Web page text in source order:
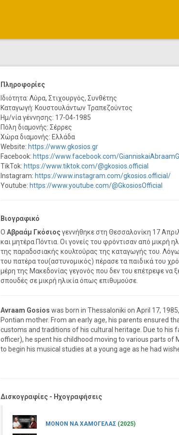
Πληροφορίες
Ιδιότητα: Λύρα, Στιχουργός, Συνθέτης
Καταγωγή: Κουστουλάντων Τραπεζούντος
Ημ/νία γέννησης: 17-04-1985
Πόλη διαμονής: Σέρρες
Χώρα διαμονής: Ελλάδα
Website: https://www.gkosios.gr
Facebook: https://www.facebook.com/
TikTok: https://www.tiktok.com/@gkosios.official
Instagram: https://www.instagram.com/gkosios.official/
Youtube: https://www.youtube.com/@GkosiosOfficial
Βιογραφικό
Ο Αβραάμ Γκόσιοςγεννήθηκε στη Θεσσαλονίκη 17
και μητέρα Πόντια. Οι γονείς του φρόντισαν από μικρή
της παραδοσιακής κουλτούρας της καταγωγής του.
του πατέρα του(αστυνομικός) πέρασε τα παιδικά του
μέρη της Μακεδονίας γεγονός που δεν του επέτρεψε να
σπουδές σε μικρή ηλικία όπως επιθυμούσε.
Avraam Gosios was born in Thessaloniki on April 17,
Pontian mother. From an early age, his parents ensured
customs and traditions of his cultural heritage. Due to his
officer), he spent his childhood moving to various parts of
to begin his musical studies at a young age as he had
Δισκογραφίες - Ηχογραφήσεις
ΜΟΝΟΝ ΝΑ ΧΑΜΟΓΕΛΑΣ (2025)